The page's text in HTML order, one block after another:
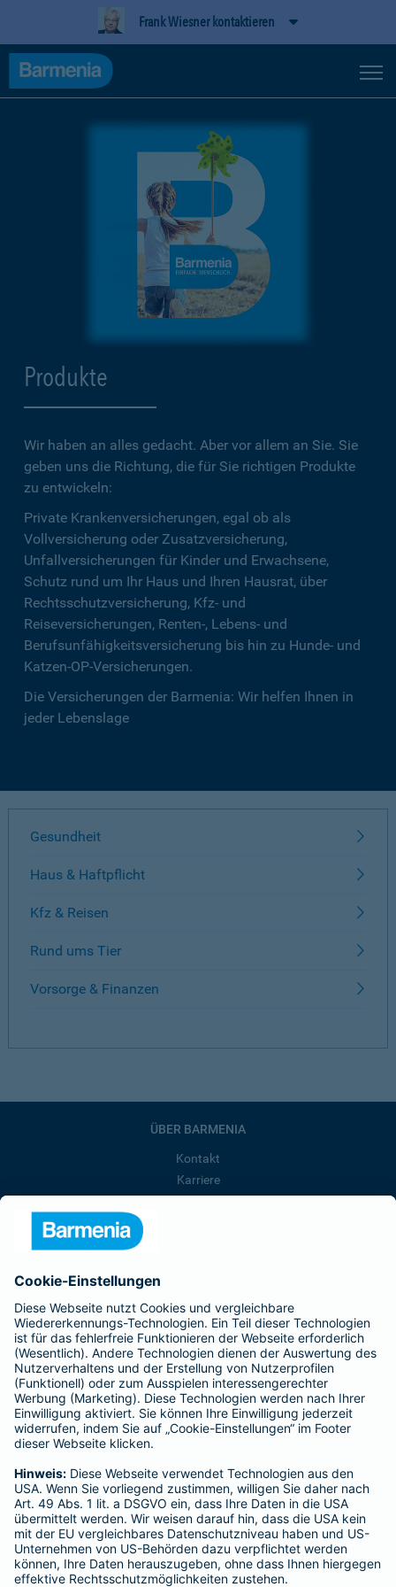
Frank Wiesner kontaktieren
Produkte
Wir haben an alles gedacht. Aber vor allem an Sie. Sie
geben uns die Richtung, die für Sie richtigen Produkte
zu entwickeln:
Private Krankenversicherungen, egal ob als
Vollversicherung oder Zusatzversicherung,
Unfallversicherungen für Kinder und Erwachsene,
Schutz rund um Ihr Haus und Ihren Hausrat, über
Rechtsschutzversicherung, Kfz- und
Reiseversicherungen, Renten-, Lebens- und
Berufsunfähigkeitsversicherung bis hin zu Hunde- und
Katzen-OP-Versicherungen.
Die Versicherungen der Barmenia: Wir helfen Ihnen in
jeder Lebenslage
Gesundheit
Haus & Haftpflicht
Kfz & Reisen
Rund ums Tier
Vorsorge & Finanzen
ÜBER BARMENIA
Kontakt
Karriere
Barmenia ist Teil der BarmeniaGothaer
BELIEBTE SEITEN
Kranken-Zusatzversicherung
Tierversicherungen
Haftpflichtversicherung
Hausratversicherung
Adresse ändern
Schaden melden
Kilometerstandsmeldung
Serviceübersicht